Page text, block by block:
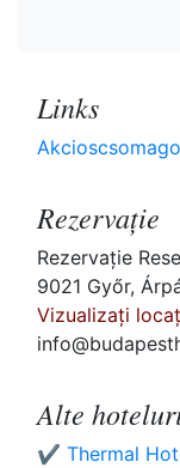
Links
Rezervaţie
Rezervaţie
9021 Győr,
Vizualizați
Alte
✔️ Thermal